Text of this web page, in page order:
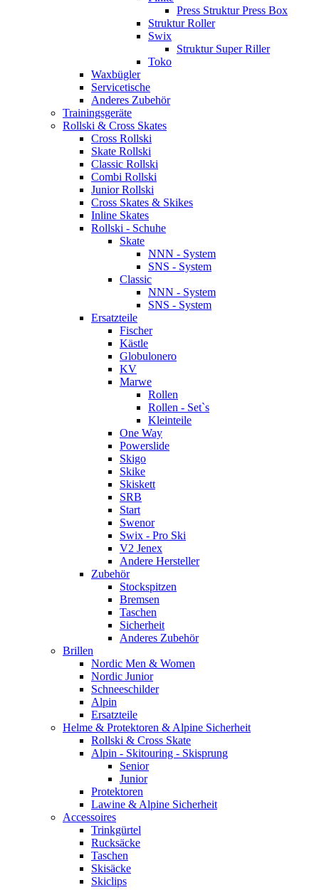
Press Struktur Press Box
Struktur Roller
Swix
Struktur Super Riller
Toko
Waxbügler
Servicetische
Anderes Zubehör
Trainingsgeräte
Rollski & Cross Skates
Cross Rollski
Skate Rollski
Classic Rollski
Combi Rollski
Junior Rollski
Cross Skates & Skikes
Inline Skates
Rollski - Schuhe
Skate
NNN - System
SNS - System
Classic
NNN - System
SNS - System
Ersatzteile
Fischer
Kästle
Globulonero
KV
Marwe
Rollen
Rollen - Set`s
Kleinteile
One Way
Powerslide
Skigo
Skike
Skiskett
SRB
Start
Swenor
Swix - Pro Ski
V2 Jenex
Andere Hersteller
Zubehör
Stockspitzen
Bremsen
Taschen
Sicherheit
Anderes Zubehör
Brillen
Nordic Men & Women
Nordic Junior
Schneeschilder
Alpin
Ersatzteile
Helme & Protektoren & Alpine Sicherheit
Rollski & Cross Skate
Alpin - Skitouring - Skisprung
Senior
Junior
Protektoren
Lawine & Alpine Sicherheit
Accessoires
Trinkgürtel
Rucksäcke
Taschen
Skisäcke
Skiclips